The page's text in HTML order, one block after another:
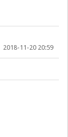
2018-11-20 20:59